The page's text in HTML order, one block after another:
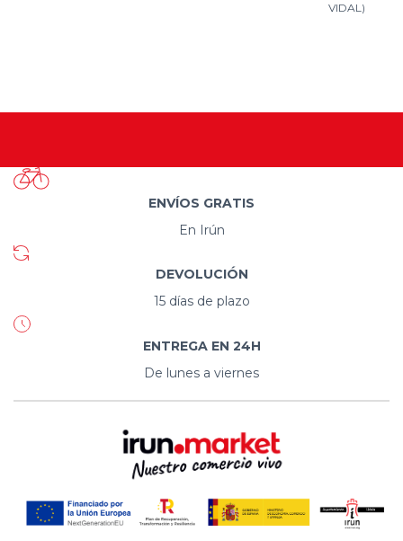
VIDAL)
ENVÍOS GRATIS
En Irún
DEVOLUCIÓN
15 días de plazo
ENTREGA EN 24H
De lunes a viernes